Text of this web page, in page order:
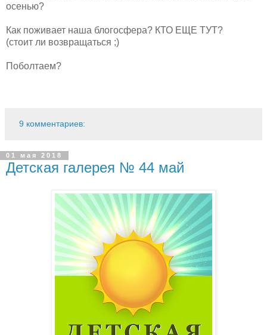
осенью?
Как поживает наша блогосфера? КТО ЕЩЕ ТУТ?
(стоит ли возвращаться ;)
Поболтаем?
9 комментариев:
01 мая 2018
Детская галерея № 44 май